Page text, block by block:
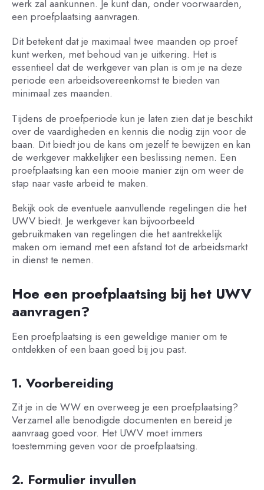
werk zal aankunnen. Je kunt dan, onder voorwaarden,
een proefplaatsing aanvragen.
Dit betekent dat je maximaal twee maanden op proef
kunt werken, met behoud van je uitkering. Het is
essentieel dat de werkgever van plan is om je na deze
periode een arbeidsovereenkomst te bieden van
minimaal zes maanden.
Tijdens de proefperiode kun je laten zien dat je beschikt
over de vaardigheden en kennis die nodig zijn voor de
baan. Dit biedt jou de kans om jezelf te bewijzen en kan
de werkgever makkelijker een beslissing nemen. Een
proefplaatsing kan een mooie manier zijn om weer de
stap naar vaste arbeid te maken.
Bekijk ook de eventuele aanvullende regelingen die het
UWV biedt. Je werkgever kan bijvoorbeeld
gebruikmaken van regelingen die het aantrekkelijk
maken om iemand met een afstand tot de arbeidsmarkt
in dienst te nemen.
Hoe een proefplaatsing bij het UWV
aanvragen?
Een proefplaatsing is een geweldige manier om te
ontdekken of een baan goed bij jou past.
1. Voorbereiding
Zit je in de WW en overweeg je een proefplaatsing?
Verzamel alle benodigde documenten en bereid je
aanvraag goed voor. Het UWV moet immers
toestemming geven voor de proefplaatsing.
2. Formulier invullen